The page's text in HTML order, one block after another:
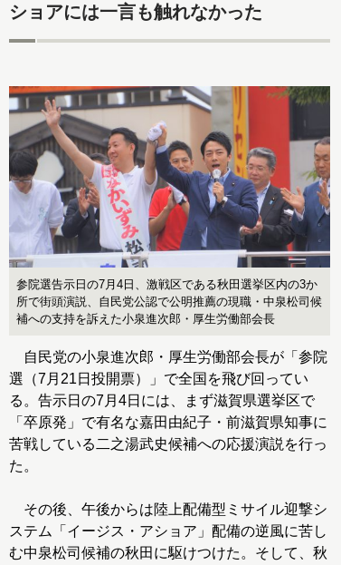
ショアには一言も触れなかった
参院選告示日の7月4日、激戦区である秋田選挙区内の3か
所で街頭演説、自民党公認で公明推薦の現職・中泉松司候
補への支持を訴えた小泉進次郎・厚生労働部会長
自民党の小泉進次郎・厚生労働部会長が「参院
選（7月21日投開票）」で全国を飛び回ってい
る。告示日の7月4日には、まず滋賀県選挙区で
「卒原発」で有名な嘉田由紀子・前滋賀県知事に
苦戦している二之湯武史候補への応援演説を行っ
た。
その後、午後からは陸上配備型ミサイル迎撃シ
ステム「イージス・アショア」配備の逆風に苦し
む中泉松司候補の秋田に駆けつけた。そして、秋